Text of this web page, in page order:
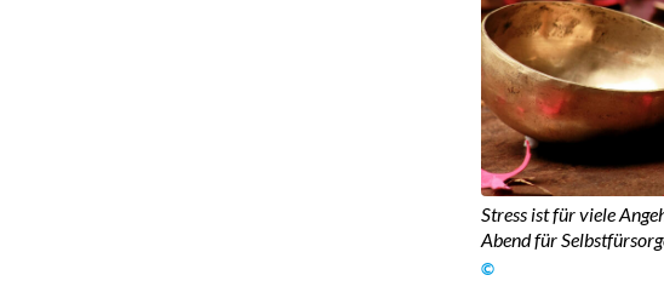
Stress ist für viele
Abend für
©